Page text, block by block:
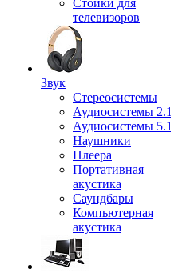
Стойки для
телевизоров
Звук
Стереосистемы
Аудиосистемы 2.1
Аудиосистемы 5.1
Наушники
Плеера
Портативная
акустика
Саундбары
Компьютерная
акустика